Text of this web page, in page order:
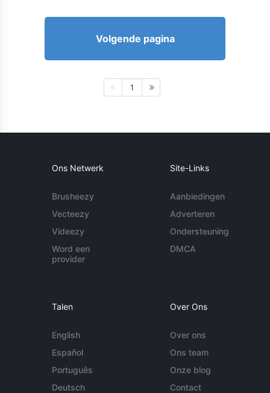
Volgende pagina
1
Ons Netwerk
Brusheezy
Vecteezy
Videezy
Word een
provider
Site-Links
Aanbiedingen
Adverteren
Ondersteuning
DMCA
Talen
English
Español
Português
Deutsch
Over Ons
Over ons
Ons team
Onze blog
Contact